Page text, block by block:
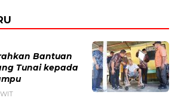
Bantuan
Tunai kepada